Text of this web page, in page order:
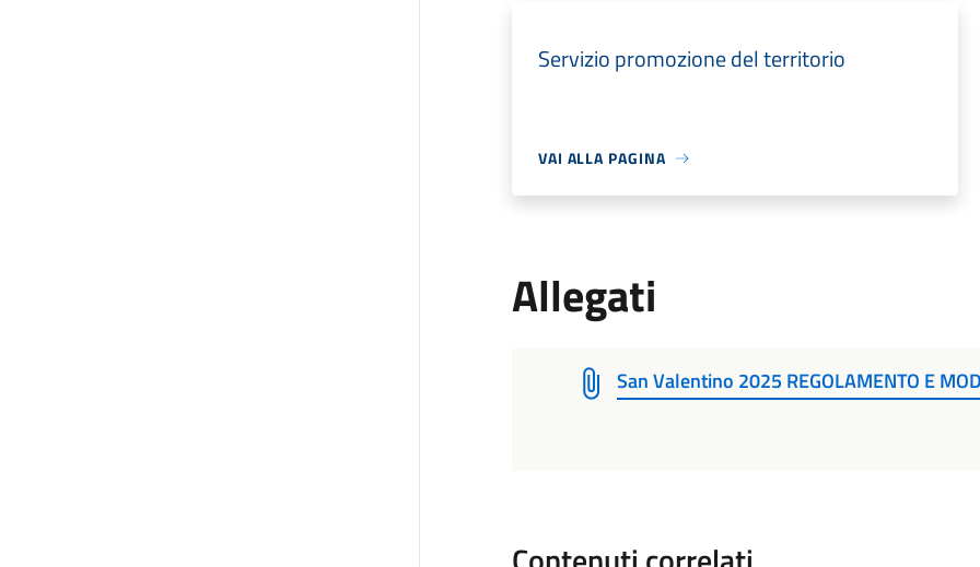
Servizio promozione del territorio
VAI ALLA PAGINA
Allegati
San Valentino 2025 REGOLAMENTO E